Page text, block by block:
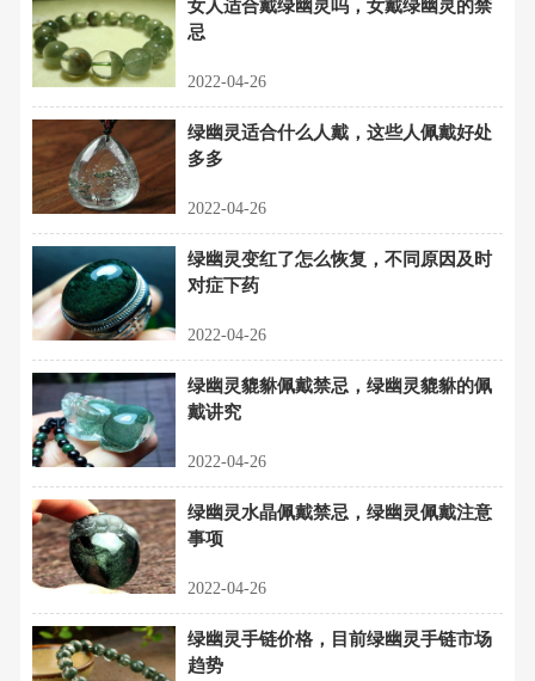
女人适合戴绿幽灵吗，女戴绿幽灵的禁
忌
2022-04-26
绿幽灵适合什么人戴，这些人佩戴好处
多多
2022-04-26
绿幽灵变红了怎么恢复，不同原因及时
对症下药
2022-04-26
绿幽灵貔貅佩戴禁忌，绿幽灵貔貅的佩
戴讲究
2022-04-26
绿幽灵水晶佩戴禁忌，绿幽灵佩戴注意
事项
2022-04-26
绿幽灵手链价格，目前绿幽灵手链市场
趋势